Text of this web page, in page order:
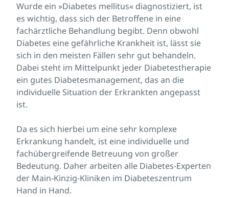
Wurde ein »Diabetes mellitus« diagnostiziert, ist
es wichtig, dass sich der Betroffene in eine
fachärztliche Behandlung begibt. Denn obwohl
Diabetes eine gefährliche Krankheit ist, lässt sie
sich in den meisten Fällen sehr gut behandeln.
Dabei steht im Mittelpunkt jeder Diabetestherapie
ein gutes Diabetesmanagement, das an die
individuelle Situation der Erkrankten angepasst
ist.
Da es sich hierbei um eine sehr komplexe
Erkrankung handelt, ist eine individuelle und
fachübergreifende Betreuung von großer
Bedeutung. Daher arbeiten alle Diabetes-Experten
der Main-Kinzig-Kliniken im Diabeteszentrum
Hand in Hand.